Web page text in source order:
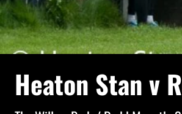
Heaton Stan v